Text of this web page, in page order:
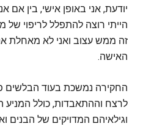
יודעת, אני באופן אישי, בין אם
הייתי רוצה להתפלל לריפוי של
זה ממש עצוב ואני לא מאחלת
האישה.
החקירה נמשכת בעוד הבלשים
לרצח וההתאבדות, כולל
וגילאיהם המדויקים של הבנים